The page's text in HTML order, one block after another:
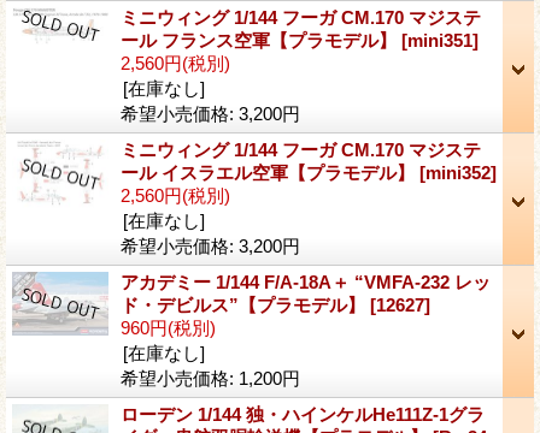
ミニウィング 1/144 フーガ CM.170 マジステ
ール フランス空軍【プラモデル】 [mini351]
2,560円(税別)
[在庫なし]
希望小売価格: 3,200円
ミニウィング 1/144 フーガ CM.170 マジステ
ール イスラエル空軍【プラモデル】 [mini352]
2,560円(税別)
[在庫なし]
希望小売価格: 3,200円
アカデミー 1/144 F/A-18A＋ “VMFA-232 レッ
ド・デビルス”【プラモデル】 [12627]
960円(税別)
[在庫なし]
希望小売価格: 1,200円
ローデン 1/144 独・ハインケルHe111Z-1グラ